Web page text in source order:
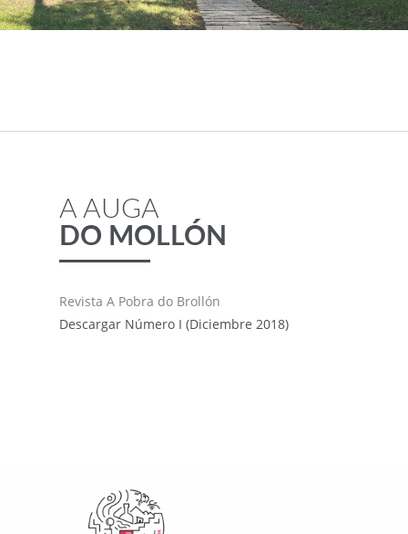
A AUGA
DO MOLLÓN
Revista A Pobra do Brollón
Descargar Número I (Diciembre 2018)